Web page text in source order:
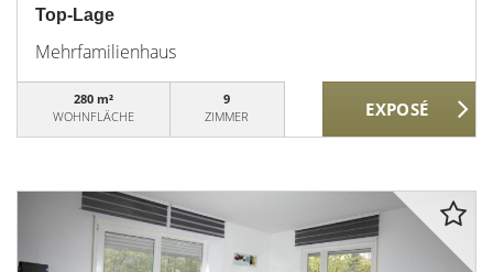
Top-Lage
Mehrfamilienhaus
280 m²
WOHNFLÄCHE
9
ZIMMER